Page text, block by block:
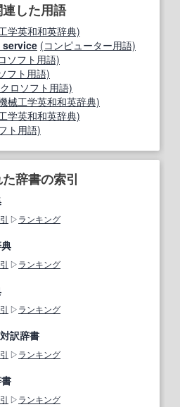
連した用語
学英和和英辞典)
(コンピューター用語)
ソフト用語)
フト用語)
ロソフト用語)
械工学英和和英辞典)
学英和和英辞典)
ト用語)
辞書の索引
ランキング
ランキング
ランキング
訳辞書
ランキング
ランキング